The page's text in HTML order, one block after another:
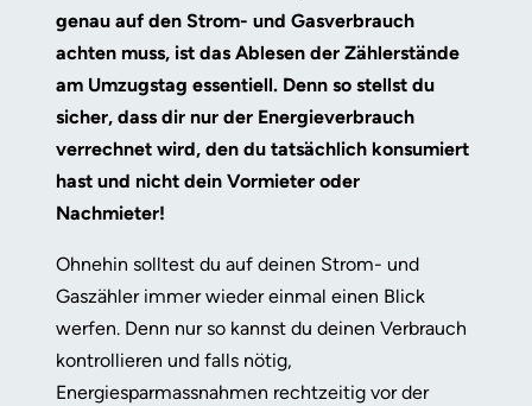
genau auf den Strom- und Gasverbrauch
achten muss, ist das Ablesen der Zählerstände
am Umzugstag essentiell. Denn so stellst du
sicher, dass dir nur der Energieverbrauch
verrechnet wird, den du tatsächlich konsumiert
hast und nicht dein Vormieter oder
Nachmieter!
Ohnehin solltest du auf deinen Strom- und
Gaszähler immer wieder einmal einen Blick
werfen. Denn nur so kannst du deinen Verbrauch
kontrollieren und falls nötig,
Energiesparmassnahmen rechtzeitig vor der